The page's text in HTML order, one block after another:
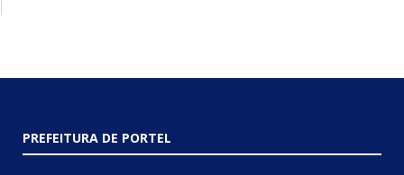
PREFEITURA DE PORTEL